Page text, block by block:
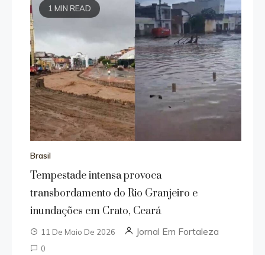
1 MIN READ
Brasil
Tempestade intensa provoca
transbordamento do Rio Granjeiro e
inundações em Crato, Ceará
11 De Maio De 2026 Jornal Em Fortaleza
0